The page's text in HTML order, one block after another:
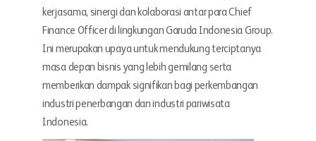
kerjasama, sinergi dan kolaborasi antar para Chief
Finance Officer di lingkungan Garuda Indonesia Group.
Ini merupakan upaya untuk mendukung terciptanya
masa depan bisnis yang lebih gemilang serta
memberikan dampak signifikan bagi perkembangan
industri penerbangan dan industri pariwisata
Indonesia.